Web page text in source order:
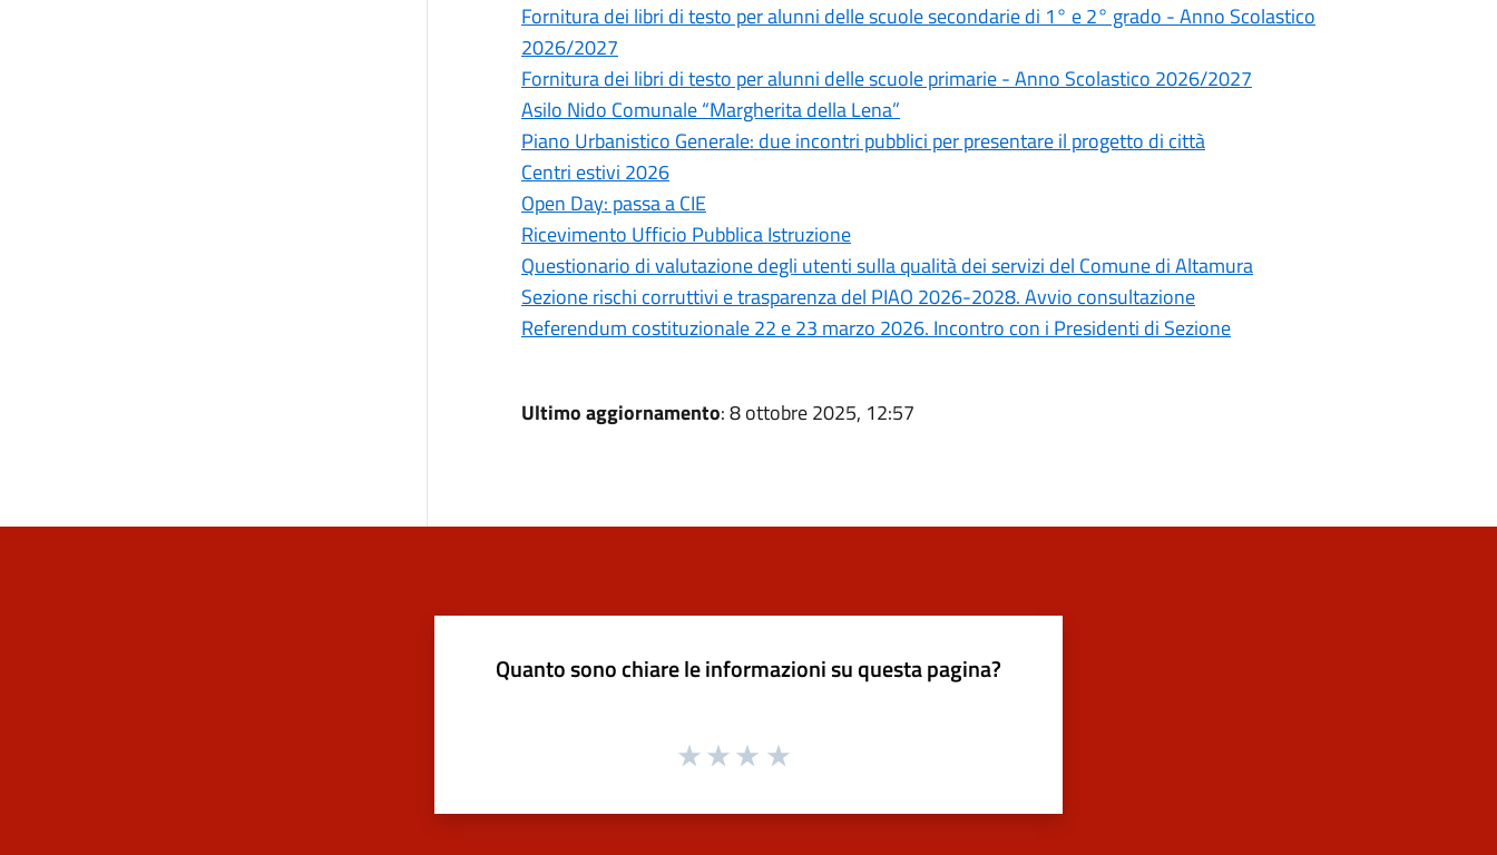
Fornitura dei libri di testo per alunni delle scuole secondarie di 1° e 2° grado - Anno Scolastico
2026/2027
Fornitura dei libri di testo per alunni delle scuole primarie - Anno Scolastico 2026/2027
Asilo Nido Comunale “Margherita della Lena”
Piano Urbanistico Generale: due incontri pubblici per presentare il progetto di città
Centri estivi 2026
Open Day: passa a CIE
Ricevimento Ufficio Pubblica Istruzione
Questionario di valutazione degli utenti sulla qualità dei servizi del Comune di Altamura
Sezione rischi corruttivi e trasparenza del PIAO 2026-2028. Avvio consultazione
Referendum costituzionale 22 e 23 marzo 2026. Incontro con i Presidenti di Sezione
Ultimo aggiornamento: 8 ottobre 2025, 12:57
Quanto sono chiare le informazioni su questa pagina?